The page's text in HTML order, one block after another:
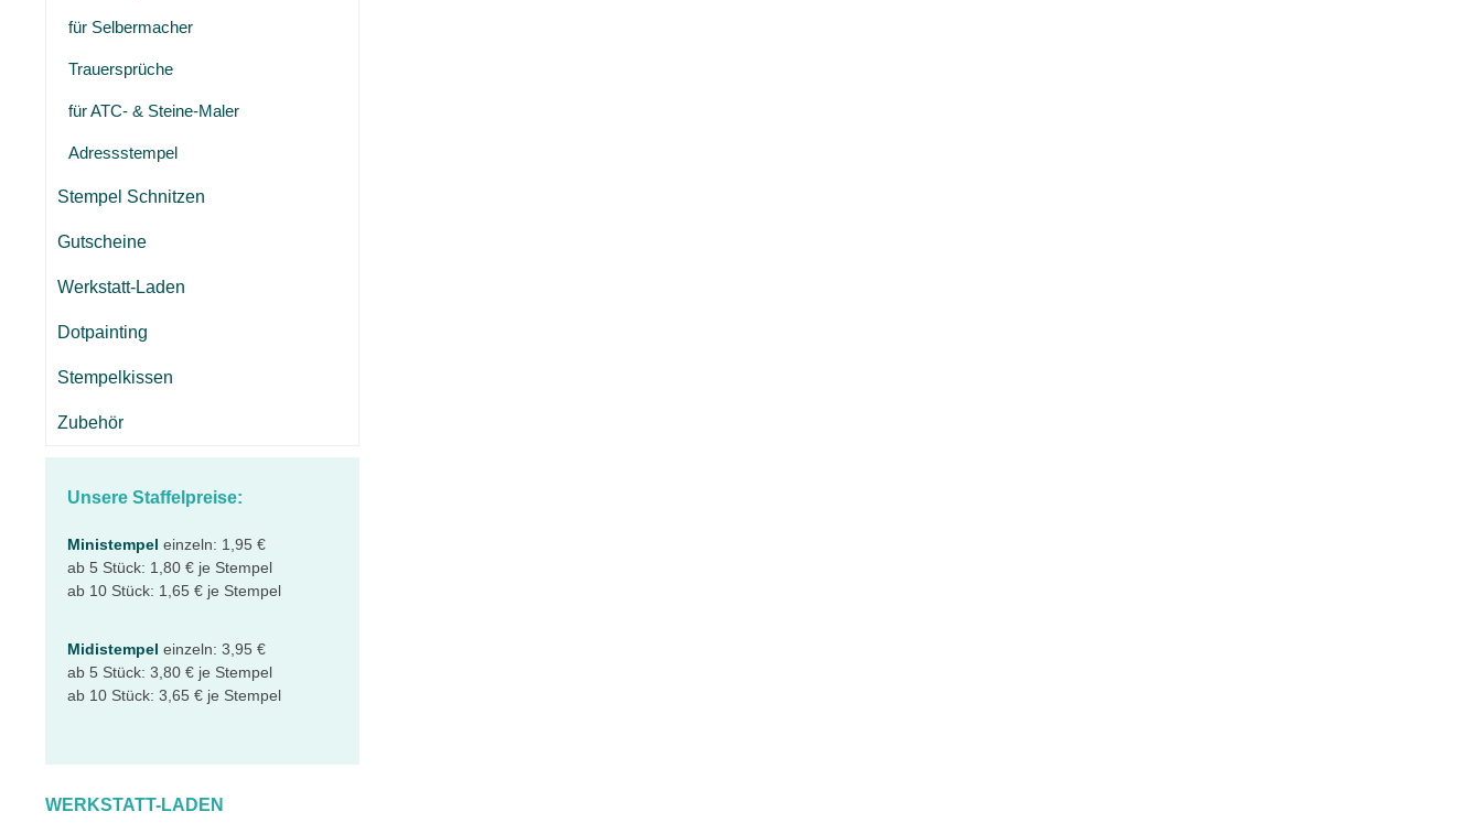
für Selbermacher
Trauersprüche
für ATC- & Steine-Maler
Adressstempel
Stempel Schnitzen
Gutscheine
Werkstatt-Laden
Dotpainting
Stempelkissen
Zubehör
Unsere Staffelpreise:
Ministempel einzeln: 1,95 €
ab 5 Stück: 1,80 € je Stempel
ab 10 Stück: 1,65 € je Stempel
Midistempel einzeln: 3,95 €
ab 5 Stück: 3,80 € je Stempel
ab 10 Stück: 3,65 € je Stempel
WERKSTATT-LADEN